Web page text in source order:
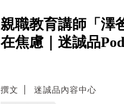
親職教育講師「澤
在焦慮｜迷誠品
撰文 迷誠品內容中心